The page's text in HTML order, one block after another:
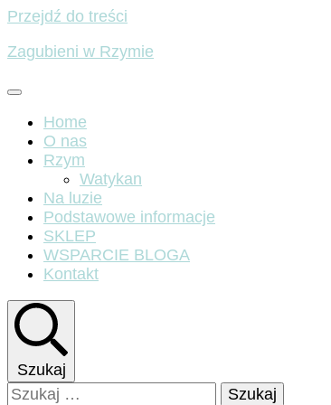
Przejdź do treści
Zagubieni w Rzymie
Home
O nas
Rzym
Watykan
Na luzie
Podstawowe informacje
SKLEP
WSPARCIE BLOGA
Kontakt
Szukaj
Szukaj: